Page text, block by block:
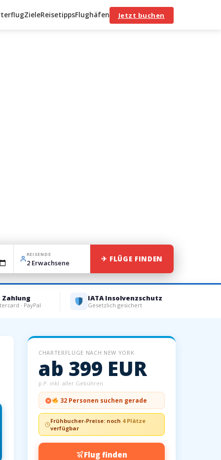
ZieleReisetippsFlughäfen Jetzt buchen
REISENDE
✈ FLÜGE FINDEN
Zahlung
· PayPal
IATA Insolvenzschutz
Gesetzlich gesichert
CHARTERFLÜGE NACH NEW YORK
ab 399 EUR
p.P. inkl. aller Gebühren
32 Personen suchen gerade
Frühbucher-Preise: noch 4 Plätze
verfügbar
Flug finden